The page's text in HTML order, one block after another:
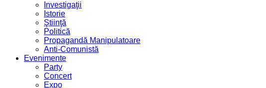
Investigaţii
Istorie
Ştiinţă
Politică
Propagandă Manipulatoare
Anti-Comunistă
Evenimente
Party
Concert
Expo